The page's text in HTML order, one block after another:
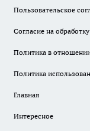
Пользовательское
Согласие на
Политика в
Политика
Главная
Интересное